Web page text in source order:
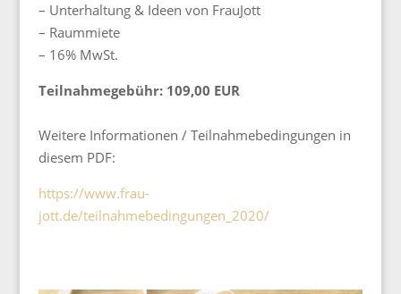
– Unterhaltung & Ideen von FrauJott
– Raummiete
– 16% MwSt.
Teilnahmegebühr: 109,00 EUR
Weitere Informationen / Teilnahmebedingungen in
diesem PDF:
https://www.frau-
jott.de/teilnahmebedingungen_2020/